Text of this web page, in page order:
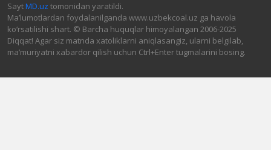
SaytMD.uz tomonidan yaratildi.
Ma’lumotlardan foydalanilganda www.uzbekcoal.uz ga havola
ko‘rsatilishi shart. © Barcha huquqlar himoyalangan 2006-2025
Diqqat! Agar siz matnda xatoliklarni aniqlasangiz, ularni belgilab,
ma’muriyatni xabardor qilish uchun Ctrl+Enter tugmalarini bosing.